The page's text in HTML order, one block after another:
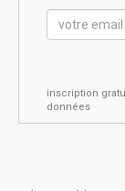
inscription
données